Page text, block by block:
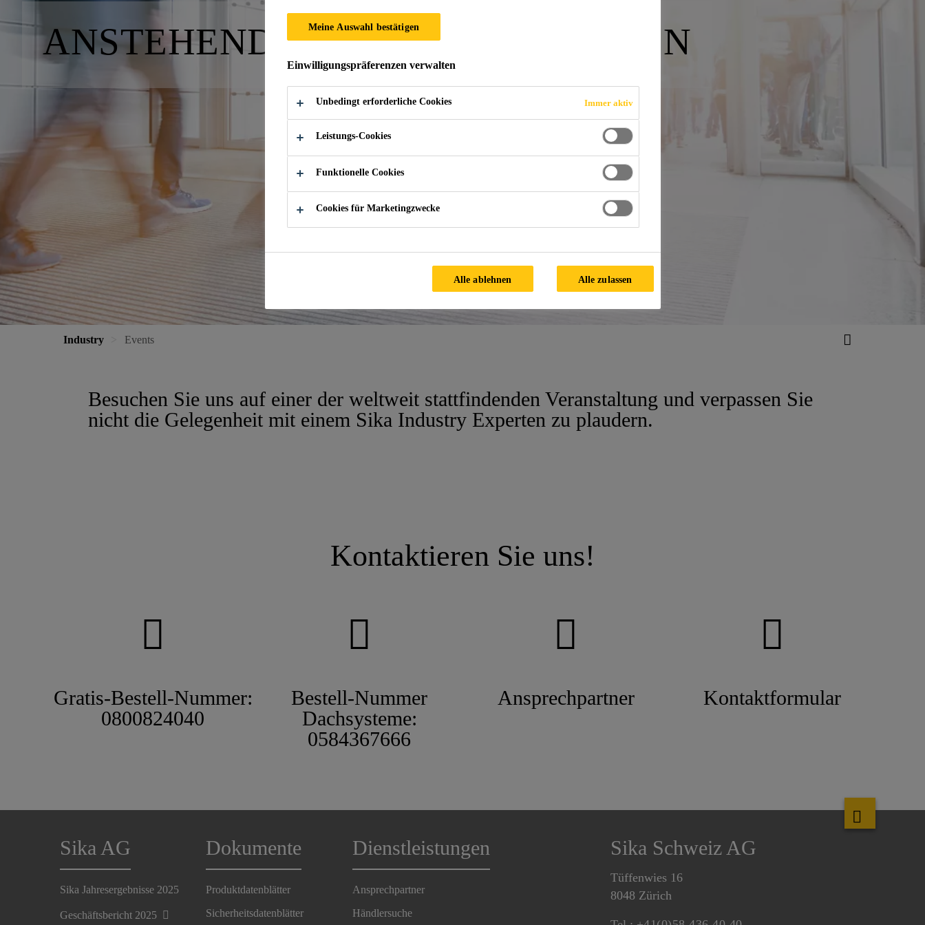
ANSTEHENDE VERANSTALTUNGEN
Industry Events
Besuchen Sie uns auf einer der weltweit stattfindenden Veranstaltung und verpassen Sie
nicht die Gelegenheit mit einem Sika Industry Experten zu plaudern.
Kontaktieren Sie uns!
Gratis-Bestell-Nummer:
0800824040
Bestell-Nummer
Dachsysteme:
0584367666
Ansprechpartner Kontaktformular
Sika AG
Sika Jahresergebnisse 2025
Geschäftsbericht 2025
Dokumente
Produktdatenblätter
Sicherheitsdatenblätter
Dienstleistungen
Ansprechpartner
Händlersuche
Sika Schweiz AG
Tüffenwies 16
8048 Zürich
Meine Auswahl bestätigen
Einwilligungspräferenzen verwalten
Unbedingt erforderliche Cookies Immer aktiv
Leistungs-Cookies
Funktionelle Cookies
Cookies für Marketingzwecke
Alle ablehnen Alle zulassen